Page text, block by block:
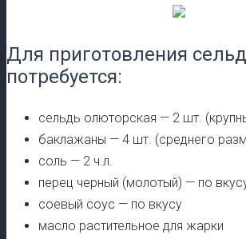
Для приготовления
потребуется:
сельдь олюторская — 2 шт.
баклажаны — 4 шт. (среднего
соль — 2 ч.л.
перец черный (молотый) — по
соевый соус — по вкусу
масло растительное для жарки